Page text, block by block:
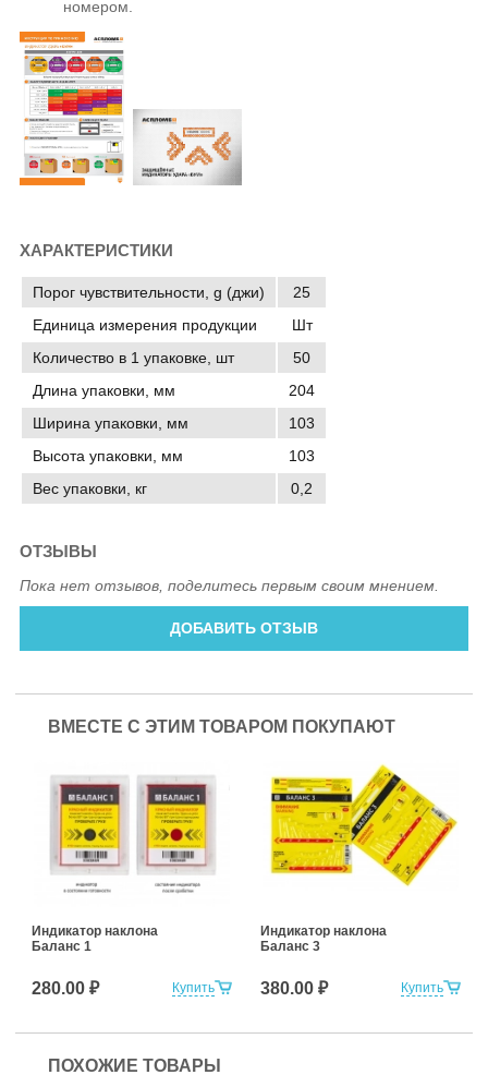
номером.
ХАРАКТЕРИСТИКИ
Порог чувствительности, g (джи)
25
Единица измерения продукции
Шт
Количество в 1 упаковке, шт
50
Длина упаковки, мм
204
Ширина упаковки, мм
103
Высота упаковки, мм
103
Вес упаковки, кг
0,2
ОТЗЫВЫ
Пока нет отзывов, поделитесь первым своим мнением.
ДОБАВИТЬ ОТЗЫВ
ВМЕСТЕ С ЭТИМ ТОВАРОМ ПОКУПАЮТ
Купить
Индикатор наклона
Баланс 1
280.00 ₽ Купить
Индикатор наклона
Баланс 3
380.00 ₽
ПОХОЖИЕ ТОВАРЫ